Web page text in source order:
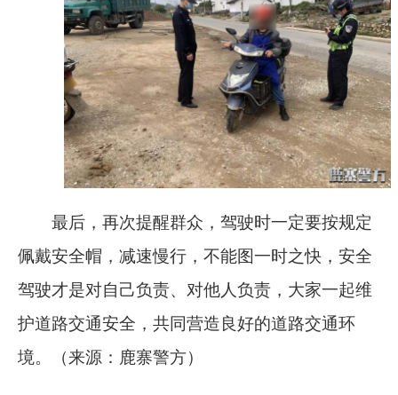
最后，再次提醒群众，驾驶时一定要按规定
佩戴安全帽，减速慢行，不能图一时之快，安全
驾驶才是对自己负责、对他人负责，大家一起维
护道路交通安全，共同营造良好的道路交通环
境。（来源：鹿寨警方）